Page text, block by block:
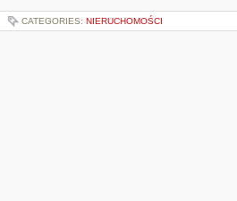
CATEGORIES: NIERUCHOMOŚCI